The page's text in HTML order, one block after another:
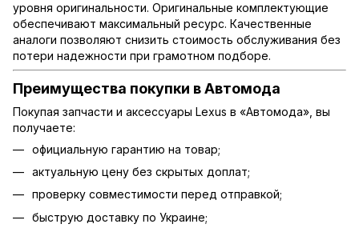
уровня оригинальности. Оригинальные комплектующие
обеспечивают максимальный ресурс. Качественные
аналоги позволяют снизить стоимость обслуживания без
потери надежности при грамотном подборе.
Преимущества покупки в Автомода
Покупая запчасти и аксессуары Lexus в «Автомода», вы
получаете:
официальную гарантию на товар;
актуальную цену без скрытых доплат;
проверку совместимости перед отправкой;
быструю доставку по Украине;